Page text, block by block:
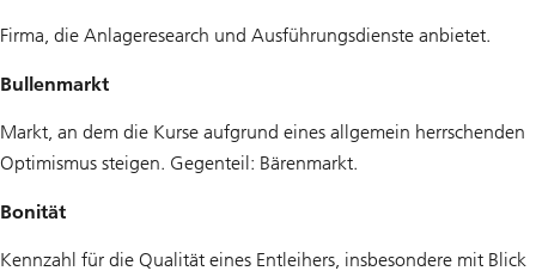
Firma, die Anlageresearch und Ausführungsdienste anbietet.
Bullenmarkt
Markt, an dem die Kurse aufgrund eines allgemein herrschenden
Optimismus steigen. Gegenteil: Bärenmarkt.
Bonität
Kennzahl für die Qualität eines Entleihers, insbesondere mit Blick